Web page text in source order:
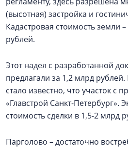
(высотная) застройка и
Кадастровая стоимость земли
рублей.
Этот надел с разработанной
предлагали за 1,2 млрд рублей.
стало известно, что участок с
«Главстрой Санкт-Петербург».
стоимость сделки в 1,5-2 млрд
Парголово – достаточно